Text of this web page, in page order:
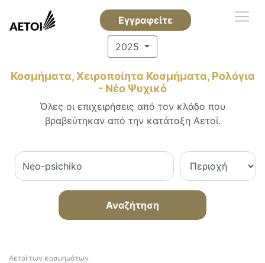
Εγγραφείτε
2025
Κοσμήματα, Χειροποίητα Κοσμήματα, Ρολόγια
- Νέο Ψυχικό
Όλες οι επιχειρήσεις από τον κλάδο που
βραβεύτηκαν από την κατάταξη Αετοί.
Αναζήτηση
Αετοί των κοσμημάτων